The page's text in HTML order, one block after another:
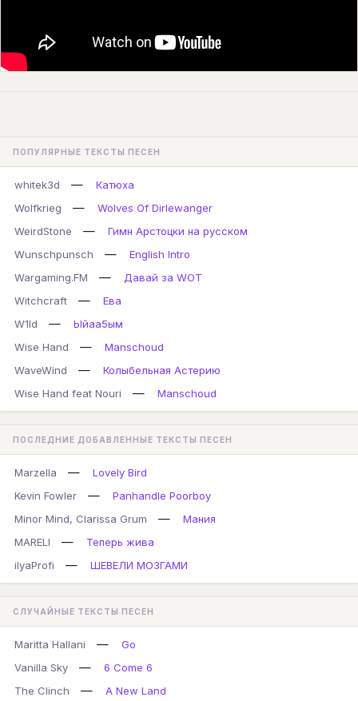
ПОПУЛЯРНЫЕ ТЕКСТЫ ПЕСЕН
whitek3d —
Катюха
Wolfkrieg
—
Wolves Of Dirlewanger
WeirdStone
—
Гимн Арстоцки на русском
Wunschpunsch
—
English Intro
Wargaming.FM
—
Давай за WOT
Witchcraft
—
Ева
W1ld
—
Ыйаа5ым
Wise Hand
—
Manschoud
WaveWind
—
Колыбельная Астерию
Wise Hand feat Nouri
— Manschoud
ПОСЛЕДНИЕ ДОБАВЛЕННЫЕ ТЕКСТЫ ПЕСЕН
Marzella —
Lovely Bird
Kevin Fowler
—
Panhandle Poorboy
Minor Mind, Clarissa Grum
—
Мания
MARELI
—
Теперь жива
ilyaProfi
— ШЕВЕЛИ МОЗГАМИ
СЛУЧАЙНЫЕ ТЕКСТЫ ПЕСЕН
Maritta Hallani —
Go
Vanilla Sky
—
6 Come 6
The Clinch
— A New Land